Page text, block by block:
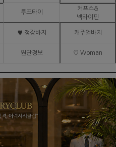
루프타이
커프스&
넥타이핀
♥ 정장바지 캐주얼바지
원단정보 ♡ Woman